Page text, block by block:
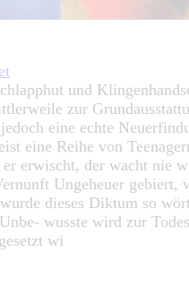
und
zur
eine echte
eine Reihe von
erwischt, der wacht nie
Ungeheuer gebiert,
dieses Diktum so
wusste wird zur
wi